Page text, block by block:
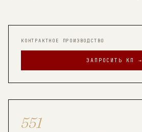
КОНТРАКТНОЕ ПРОИЗВОДСТВО
ЗАПРОСИТЬ КП →
551